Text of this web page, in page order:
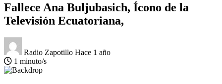
Fallece Ana Buljubasich, Ícono de la
Televisión Ecuatoriana,
Radio Zapotillo Hace 1 año
1 minuto/s